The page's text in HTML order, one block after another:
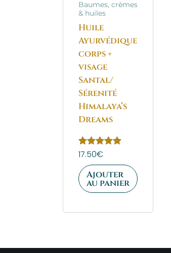
Baumes, crèmes
& huiles
Huile
Ayurvédique
corps +
visage
Santal/
Sérenité
Himalaya’s
Dreams
Note
sur 5
17.50€
Ajouter
au panier